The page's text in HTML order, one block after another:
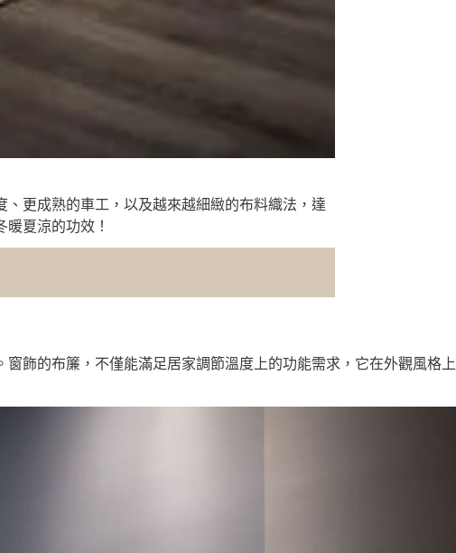
更成熟的車工，以及越來越細緻的布料織法，達
夏涼的功效！
飾的布簾，不僅能滿足居家調節溫度上的功能需求，它在外觀風格上